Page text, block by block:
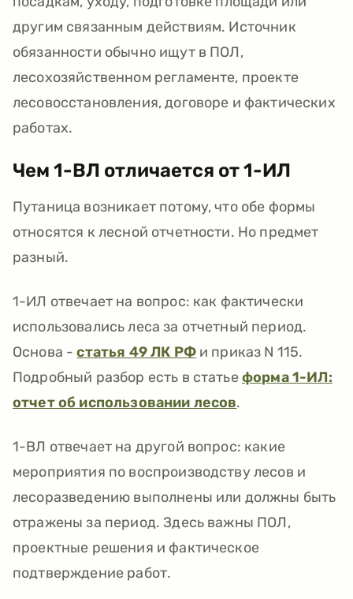
другим связанным действиям. Источник
обязанности обычно ищут в ПОЛ,
лесохозяйственном регламенте, проекте
лесовосстановления, договоре и фактических
работах.
Чем 1-ВЛ отличается от 1-ИЛ
Путаница возникает потому, что обе формы
относятся к лесной отчетности. Но предмет
разный.
1-ИЛ отвечает на вопрос: как фактически
использовались леса за отчетный период.
Основа -статья 49 ЛК РФи приказ N 115.
Подробный разбор есть в статьеформа 1-ИЛ:
отчет об использовании лесов.
1-ВЛ отвечает на другой вопрос: какие
мероприятия по воспроизводству лесов и
лесоразведению выполнены или должны быть
отражены за период. Здесь важны ПОЛ,
проектные решения и фактическое
подтверждение работ.